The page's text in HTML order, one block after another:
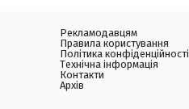
Рекламодавцям
Правила користування
Політика конфіденційності
Технічна інформація
Контакти
Архів